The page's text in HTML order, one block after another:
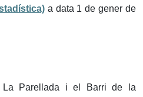
a data 1 de gener de
La Parellada i el Barri de la